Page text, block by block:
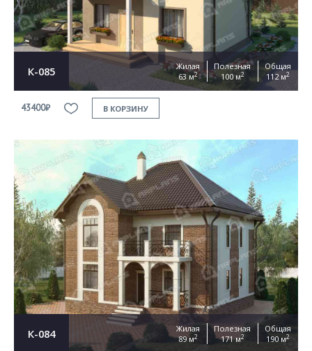
К-085
Жилая
63 м2
Полезная
100 м2
Общая
112 м2
43400₽ В КОРЗИНУ
К-084
Жилая
89 м2
Полезная
171 м2
Общая
190 м2